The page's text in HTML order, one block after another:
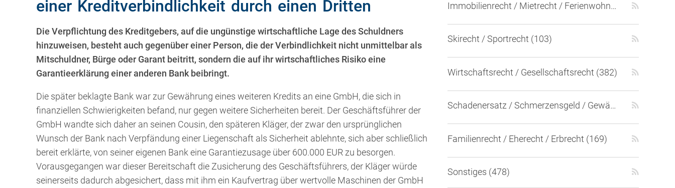
einer Kreditverbindlichkeit durch einen Dritten
Die Verpflichtung des Kreditgebers, auf die ungünstige wirtschaftliche Lage des Schuldners
hinzuweisen, besteht auch gegenüber einer Person, die der Verbindlichkeit nicht unmittelbar als
Mitschuldner, Bürge oder Garant beitritt, sondern die auf ihr wirtschaftliches Risiko eine
Garantieerklärung einer anderen Bank beibringt.
Die später beklagte Bank war zur Gewährung eines weiteren Kredits an eine GmbH, die sich in
finanziellen Schwierigkeiten befand, nur gegen weitere Sicherheiten bereit. Der Geschäftsführer der
GmbH wandte sich daher an seinen Cousin, den späteren Kläger, der zwar den ursprünglichen
Wunsch der Bank nach Verpfändung einer Liegenschaft als Sicherheit ablehnte, sich aber schließlich
bereit erklärte, von seiner eigenen Bank eine Garantiezusage über 600.000 EUR zu besorgen.
Vorausgegangen war dieser Bereitschaft die Zusicherung des Geschäftsführers, der Kläger würde
seinerseits dadurch abgesichert, dass mit ihm ein Kaufvertrag über wertvolle Maschinen der GmbH
Immobilienrecht / Mietrecht / Ferienwohnungen (268)
Skirecht / Sportrecht (103)
Wirtschaftsrecht / Gesellschaftsrecht (382)
Schadenersatz / Schmerzensgeld / Gewährleistung (417)
Familienrecht / Eherecht / Erbrecht (169)
Sonstiges (478)